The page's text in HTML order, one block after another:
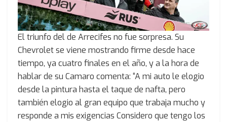
El triunfo del de Arrecifes no fue sorpresa. Su
Chevrolet se viene mostrando firme desde hace
tiempo, ya cuatro finales en el año, y a la hora de
hablar de su Camaro comenta: “A mi auto le elogio
desde la pintura hasta el taque de nafta, pero
también elogio al gran equipo que trabaja mucho y
responde a mis exigencias Considero que tengo los